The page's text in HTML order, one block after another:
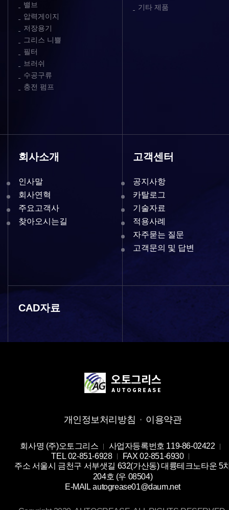
밸브
압력게이지
저장용기
그리스 니쁠
필터
브러쉬
수공구류
충전 펌프
기타 제품
회사소개
인사말
회사연혁
주요고객사
찾아오시는길
고객센터
공지사항
카탈로그
기술자료
적용사례
자주묻는 질문
고객문의 및 답변
CAD자료
개인정보처리방침 이용약관
회사명 (주)오토그리스 사업자등록번호 119-86-02422
TEL 02-851-6928 FAX 02-851-6930
주소 서울시 금천구 서부샛길 632(가산동) 대륭테크노타운 5
204호 (우 08504)
E-MAIL autogrease01@daum.net